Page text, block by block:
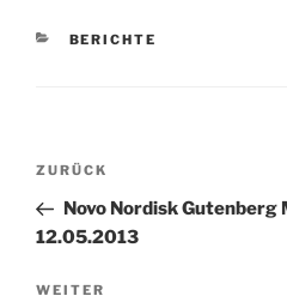
KATEGORIEN
BERICHTE
Beitragsnavigation
Vorheriger
Beitrag
ZURÜCK
Novo Nordisk Gutenberg
12.05.2013
Nächster
WEITER